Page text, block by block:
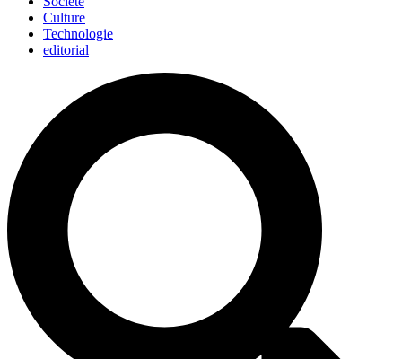
Culture
Technologie
editorial